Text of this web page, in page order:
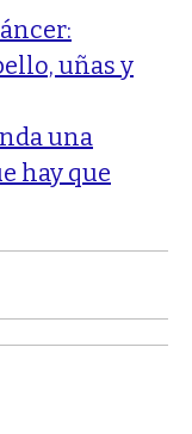
uñas y
una
hay que